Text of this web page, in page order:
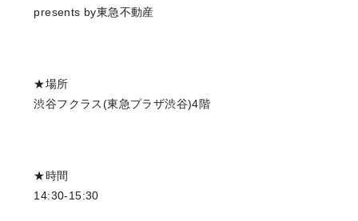
presents by東急不動産
★場所
渋谷フクラス(東急プラザ渋谷)4階
★時間
14:30-15:30